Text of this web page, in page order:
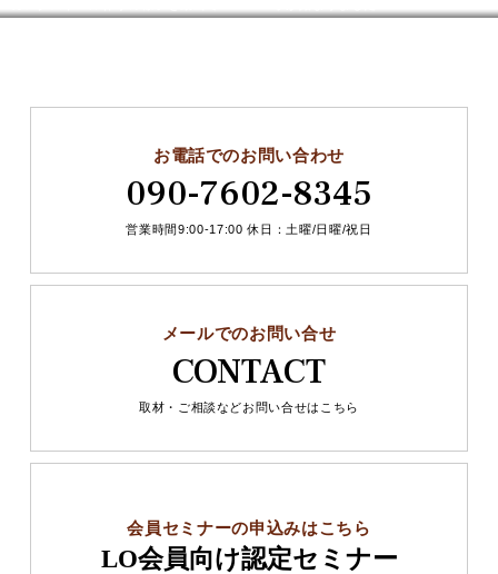
お電話でのお問い合わせ
090-7602-8345
営業時間9:00-17:00 休日：土曜/日曜/祝日
メールでのお問い合せ
CONTACT
取材・ご相談などお問い合せはこちら
会員セミナーの申込みはこちら
LO会員向け認定セミナー